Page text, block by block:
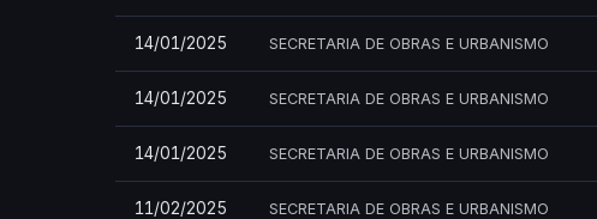
14/01/2025 SECRETARIA DE OBRAS E URBANISMO
14/01/2025 SECRETARIA DE OBRAS E URBANISMO
14/01/2025 SECRETARIA DE OBRAS E URBANISMO
11/02/2025 SECRETARIA DE OBRAS E URBANISMO